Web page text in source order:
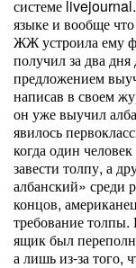
системе
языке и вообще что
ЖЖ устроила ему
получил за два
предложением
написав в своем
он уже выучил
явилось
когда один
завести толпу, а
албанский» среди
концов,
требование толпы.
ящик был
а лишь из-за того,